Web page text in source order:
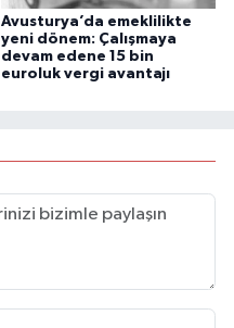
Avusturya’da emeklilikte
yeni dönem: Çalışmaya
devam edene 15 bin
euroluk vergi avantajı